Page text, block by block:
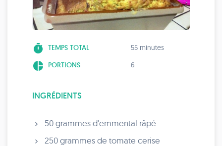
timer TEMPS TOTAL 55 minutes
pie_chart PORTIONS 6
INGRÉDIENTS
50 grammes d'emmental râpé
250 grammes de tomate cerise